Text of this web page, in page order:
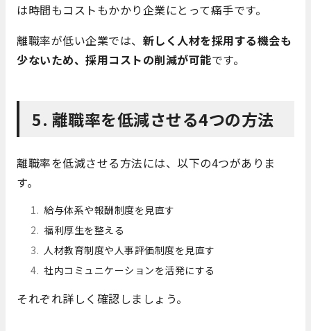
は時間もコストもかかり企業にとって痛手です。
離職率が低い企業では、 新しく人材を採用する機会も
少ないため、採用コストの削減が可能です。
5. 離職率を低減させる4つの方法
離職率を低減させる方法には、以下の4つがありま
す。
給与体系や報酬制度を見直す
福利厚生を整える
人材教育制度や人事評価制度を見直す
社内コミュニケーションを活発にする
それぞれ詳しく確認しましょう。